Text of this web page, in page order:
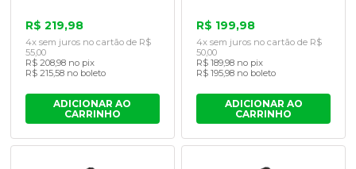
R$ 219,98
4x sem juros no cartão de R$
55,00
R$ 208,98 no pix
R$ 215,58 no boleto
ADICIONAR AO
CARRINHO
R$ 199,98
4x sem juros no cartão de R$
50,00
R$ 189,98 no pix
R$ 195,98 no boleto
ADICIONAR AO
CARRINHO